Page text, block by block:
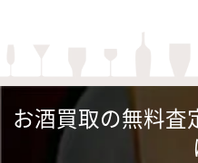
お酒買取の無料査